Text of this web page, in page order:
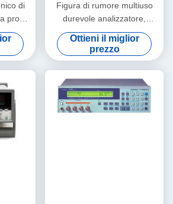
di
prova
di
Figura di rumore multiuso
durevole analizzatore,
10MHz-26.5GHz Keysight
Agilent N8975A
Ottieni il miglior
prezzo